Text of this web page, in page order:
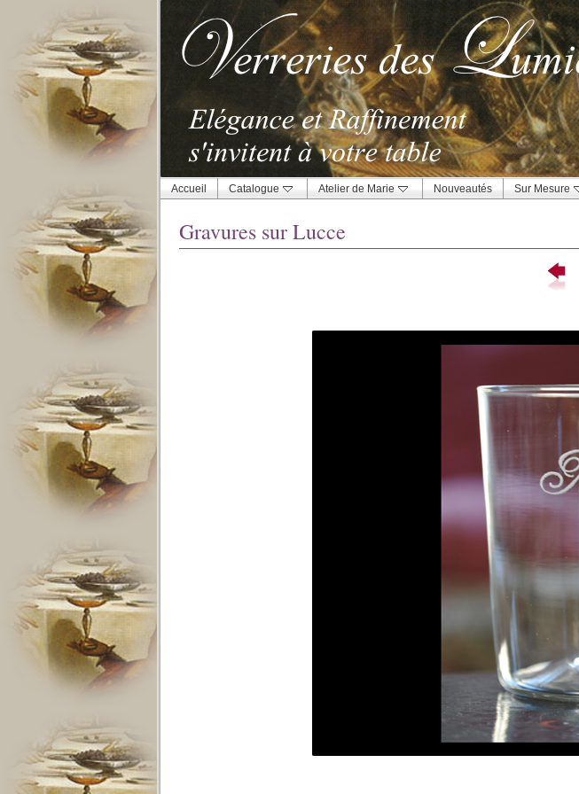
Accueil Catalogue Atelier de Marie Nouveautés Sur Mesure
Gravures sur Lucce